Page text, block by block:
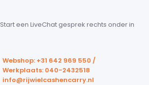
Start een LiveChat gesprek rechts onder in
Webshop: +31 642 969 550 /
Werkplaats: 040-2432518
info@rijwielcashencarry.nl